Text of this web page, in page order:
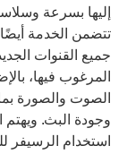
إليها بسرعة
تتضمن الخدمة
جميع القنوات
المرغوب فيها،
الصوت والصورة بما
وجودة البث.
استخدام الرسيفر